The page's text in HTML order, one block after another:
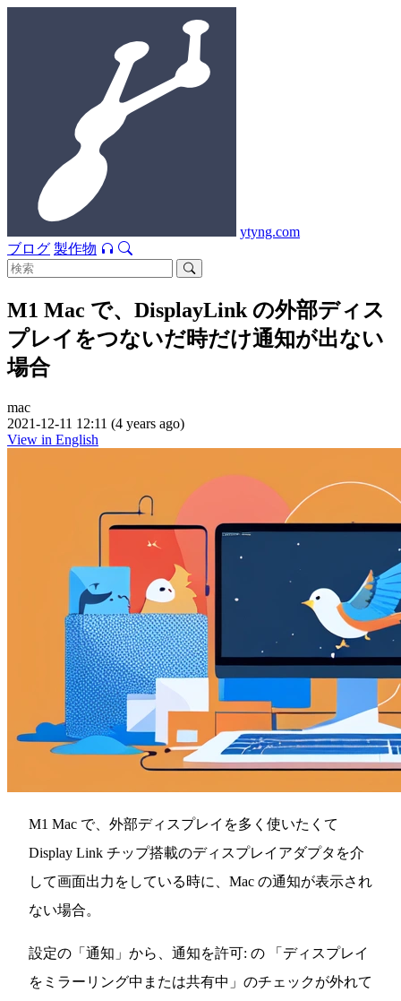
ytyng.com
ブログ 製作物
M1 Mac で、DisplayLink の外部ディス
プレイをつないだ時だけ通知が出ない
場合
mac
2021-12-11 12:11 (4 years ago)
View in English
M1 Mac で、外部ディスプレイを多く使いたくて
Display Link チップ搭載のディスプレイアダプタを介
して画面出力をしている時に、Mac の通知が表示され
ない場合。
設定の「通知」から、通知を許可: の 「ディスプレイ
をミラーリング中または共有中」のチェックが外れて